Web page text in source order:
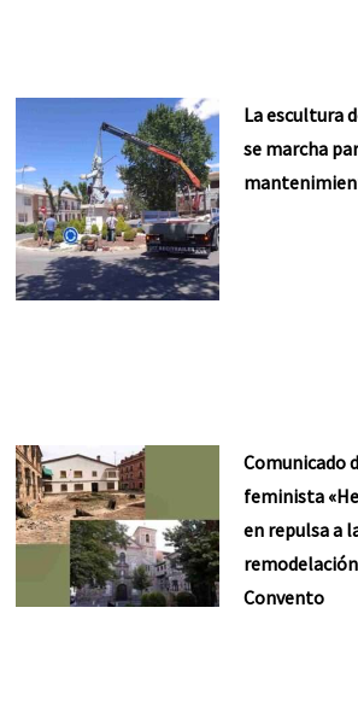
La escultura
se marcha
Comunicado
feminista
en repulsa a
Convento